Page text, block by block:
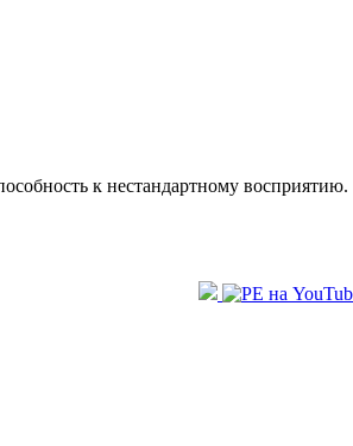
к нестандартному восприятию.